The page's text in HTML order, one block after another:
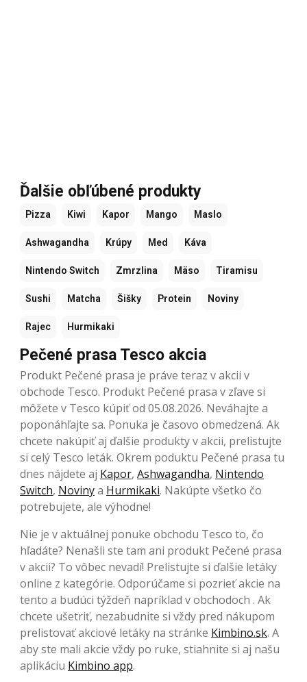
Ďalšie obľúbené produkty
Pizza Kiwi Kapor Mango Maslo
Ashwagandha Krúpy Med Káva
Nintendo Switch Zmrzlina Mäso Tiramisu
Sushi Matcha Šišky Protein Noviny
Rajec Hurmikaki
Pečené prasa Tesco akcia
Produkt Pečené prasa je práve teraz v akcii v
obchode Tesco. Produkt Pečené prasa v zľave si
môžete v Tesco kúpiť od 05.08.2026. Neváhajte a
poponáhľajte sa. Ponuka je časovo obmedzená. Ak
chcete nakúpiť aj ďalšie produkty v akcii, prelistujte
si celý Tesco leták. Okrem poduktu Pečené prasa tu
dnes nájdete aj Kapor, Ashwagandha, Nintendo
Switch, Novinya Hurmikaki. Nakúpte všetko čo
potrebujete, ale výhodne!
Nie je v aktuálnej ponuke obchodu Tesco to, čo
hľadáte? Nenašli ste tam ani produkt Pečené prasa
v akcii? To vôbec nevadí! Prelistujte si ďalšie letáky
online z kategórie. Odporúčame si pozrieť akcie na
tento a budúci týždeň napríklad v obchodoch . Ak
chcete ušetriť, nezabudnite si vždy pred nákupom
prelistovať akciové letáky na stránke Kimbino.sk. A
aby ste mali akcie vždy po ruke, stiahnite si aj našu
aplikáciu Kimbino app.